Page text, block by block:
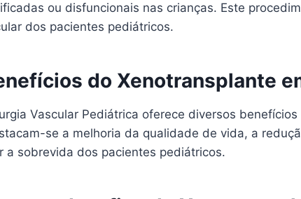
ou disfuncionais nas crianças. Este
dos pacientes pediátricos.
do Xenotransplante
Vascular Pediátrica oferece diversos
se a melhoria da qualidade de vida, a
a sobrevida dos pacientes pediátricos.